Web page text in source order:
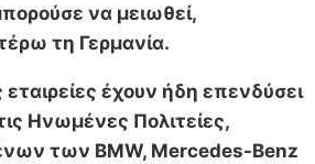
να μειωθεί,
τη Γερμανία.
έχουν ήδη επενδύσει
Ηνωμένες Πολιτείες,
των BMW, Mercedes-Benz